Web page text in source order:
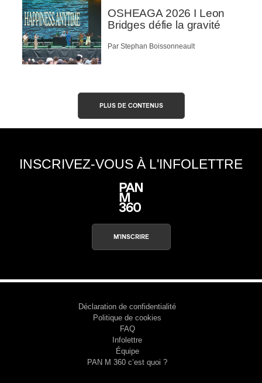
OSHEAGA 2026 I Leon
Bridges défie la gravité
Par Stephan Boissonneault
PLUS DE CONTENUS
INSCRIVEZ-VOUS À L'INFOLETTRE
M'INSCRIRE
Déclaration de confidentialité
Politique de cookies
FAQ
Infolettre
Équipe
PAN M 360 c’est quoi ?